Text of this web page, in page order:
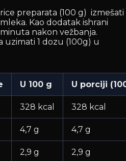
preparata (100 g) izmešati
Kao dodatak ishrani
nakon vežbanja.
uzimati 1 dozu (100g) u
U 100 g U porciji
328 kcal 328 kcal
4,7 g 4,7 g
2,9 g 2,9 g